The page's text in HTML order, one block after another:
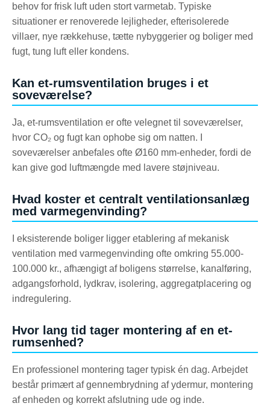
behov for frisk luft uden stort varmetab. Typiske
situationer er renoverede lejligheder, efterisolerede
villaer, nye rækkehuse, tætte nybyggerier og boliger med
fugt, tung luft eller kondens.
Kan et-rumsventilation bruges i et
soveværelse?
Ja, et-rumsventilation er ofte velegnet til soveværelser,
hvor CO₂ og fugt kan ophobe sig om natten. I
soveværelser anbefales ofte Ø160 mm-enheder, fordi de
kan give god luftmængde med lavere støjniveau.
Hvad koster et centralt ventilationsanlæg
med varmegenvinding?
I eksisterende boliger ligger etablering af mekanisk
ventilation med varmegenvinding ofte omkring 55.000-
100.000 kr., afhængigt af boligens størrelse, kanalføring,
adgangsforhold, lydkrav, isolering, aggregatplacering og
indregulering.
Hvor lang tid tager montering af en et-
rumsenhed?
En professionel montering tager typisk én dag. Arbejdet
består primært af gennembrydning af ydermur, montering
af enheden og korrekt afslutning ude og inde.